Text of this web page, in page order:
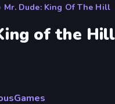
Mr. Dude: King Of The Hill
of the Hill